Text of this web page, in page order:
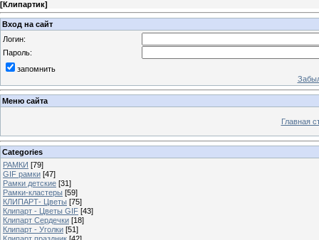
[Клипартик]
Вход на сайт
Логин:
Пароль:
запомнить
Меню сайта
Главная
Categories
РАМКИ [79]
GIF рамки [47]
Рамки детские [31]
Рамки-кластеры [59]
КЛИПАРТ- Цветы [75]
Клипарт - Цветы GIF [43]
Клипарт Сердечки [18]
Клипарт - Уголки [51]